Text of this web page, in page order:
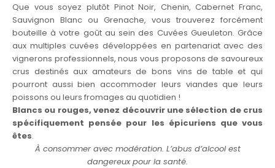
Que vous soyez plutôt Pinot Noir, Chenin, Cabernet Franc,
Sauvignon Blanc ou Grenache, vous trouverez forcément
bouteille à votre goût au sein des Cuvées Gueuleton. Grâce
aux multiples cuvées développées en partenariat avec des
vignerons professionnels, nous vous proposons de savoureux
crus destinés aux amateurs de bons vins de table et qui
pourront aussi bien accommoder leurs viandes que leurs
poissons ou leurs fromages au quotidien !
Blancs ou rouges, venez découvrir une sélection de crus
spécifiquement pensée pour les épicuriens que vous
êtes.
À consommer avec modération. L’abus d’alcool est
dangereux pour la santé.